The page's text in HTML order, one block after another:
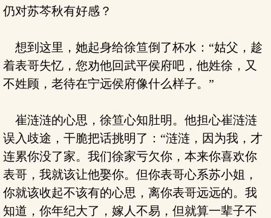
仍对苏芩秋有好感？
想到这里，她起身给徐笪倒了杯水：“姑父，趁
着表哥失忆，您劝他回武平侯府吧，他姓徐，又
不姓顾，老待在宁远侯府像什么样子。”
崔涟涟的心思，徐笪心知肚明。他担心崔涟涟
误入歧途，干脆把话挑明了：“涟涟，因为我，才
连累你没了家。我们徐家亏欠你，本来你喜欢你
表哥，我就该让他娶你。但你表哥心系苏小姐，
你就该收起不该有的心思，离你表哥远远的。我
知道，你年纪大了，嫁人不易，但就算一辈子不